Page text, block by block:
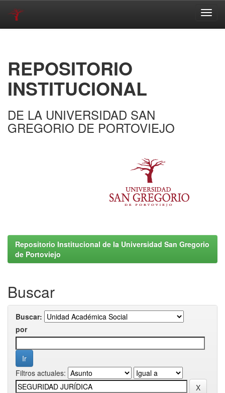
REPOSITORIO
INSTITUCIONAL
DE LA UNIVERSIDAD SAN
GREGORIO DE PORTOVIEJO
Repositorio Institucional de la Universidad San Gregorio
de Portoviejo
Buscar
Buscar:
por
Filtros actuales: